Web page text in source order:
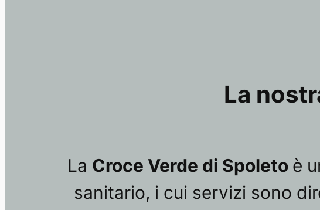
La
La Croce Verde di Spoleto è
sanitario, i cui servizi sono